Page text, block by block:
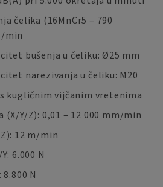
čelika (16MnCr5 – 790
min
bušenja u čeliku: Ø25 mm
narezivanja u čeliku: M20
kugličnim vijčanim vretenima
(X/Y/Z): 0,01 – 12 000 mm/min
12 m/min
6.000 N
N